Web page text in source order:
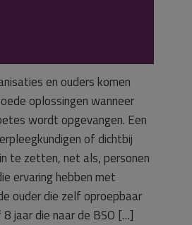
en ouders komen
oplossingen wanneer
wordt opgevangen. Een
of dichtbij
te zetten, net als, personen
ervaring hebben met
ouder die zelf oproepbaar
jaar die naar de BSO […]